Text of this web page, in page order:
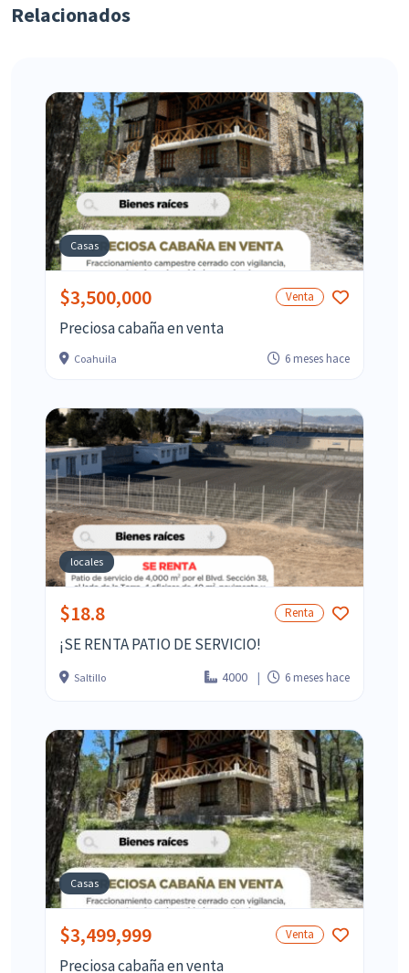
Relacionados
Casas
$3,500,000 Venta
Preciosa cabaña en venta
Coahuila 6 meses hace
locales
$18.8 Renta
¡SE RENTA PATIO DE SERVICIO!
Saltillo 4000 6 meses hace
Casas
$3,499,999 Venta
Preciosa cabaña en venta